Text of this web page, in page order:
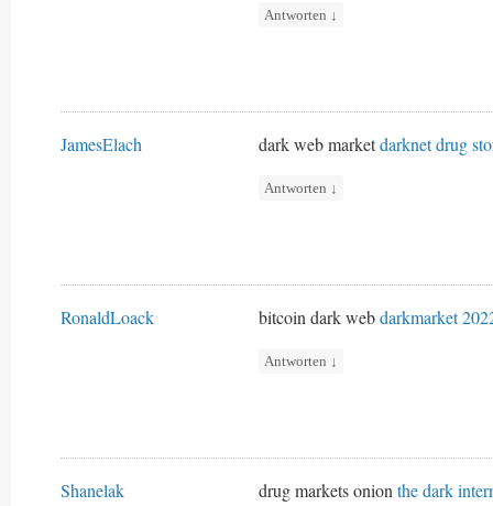
Antworten ↓
JamesElach dark web marketdarknet drug
Antworten ↓
RonaldLoack bitcoin dark webdarkmarket
Antworten ↓
Shanelak drug markets onionthe dark